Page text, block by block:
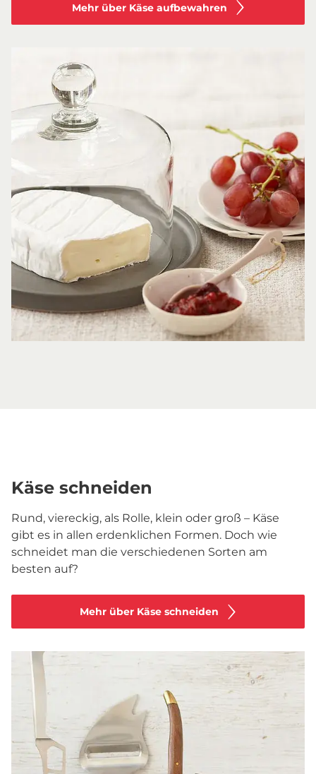
Mehr über Käse aufbewahren
Käse schneiden
Rund, viereckig, als Rolle, klein oder groß – Käse
gibt es in allen erdenklichen Formen. Doch wie
schneidet man die verschiedenen Sorten am
besten auf?
Mehr über Käse schneiden